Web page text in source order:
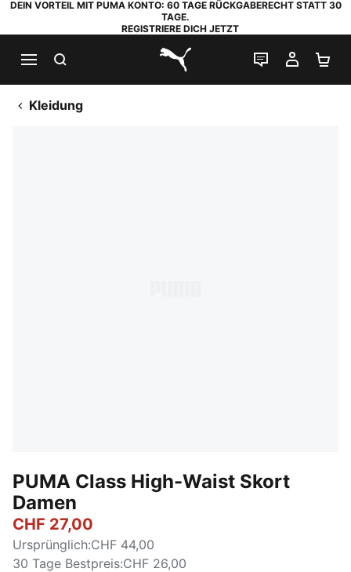
DEIN VORTEIL MIT PUMA KONTO: 60 TAGE RÜCKGABERECHT STATT 30
TAGE.
REGISTRIERE DICH JETZT
PUMA.com
LIVE-CHAT
MEIN
Kleidung
PUMA Class High-Waist Skort
Damen
CHF 27,00
Ursprünglich:CHF 44,00
30 Tage Bestpreis:CHF 26,00